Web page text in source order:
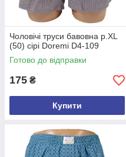
Чоловічі труси бавовна р.XL
(50) сірі Doremi D4-109
Готово до відправки
175 ₴
Купити